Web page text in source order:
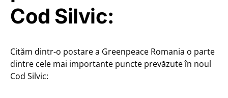
Cod Silvic:
Cităm dintr-o postare a Greenpeace Romania o parte
dintre cele mai importante puncte prevăzute în noul
Cod Silvic: